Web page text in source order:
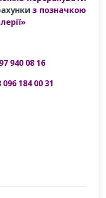
з позначкою
940 08 16
184 00 31